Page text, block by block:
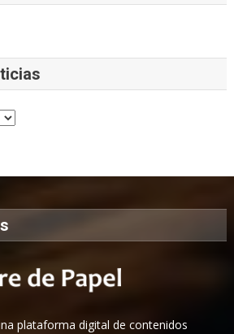
plataforma digital de contenidos